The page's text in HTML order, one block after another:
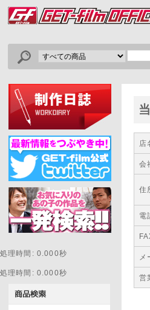
処理時間: 0.000秒
処理時間: 0.000秒
店
会
住
電
メ
営